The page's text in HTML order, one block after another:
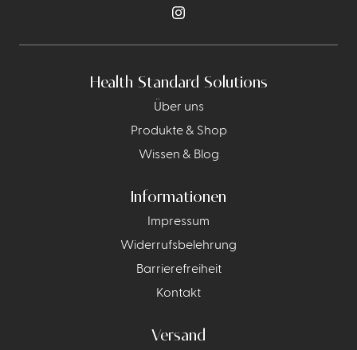
Health Standard Solutions
Über uns
Produkte & Shop
Wissen & Blog
Informationen
Impressum
Widerrufsbelehrung
Barrierefreiheit
Kontakt
Versand